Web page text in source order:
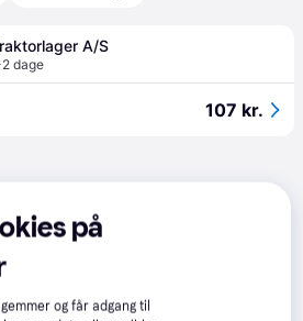
A/S
dage
107 kr.
på
og får adgang til